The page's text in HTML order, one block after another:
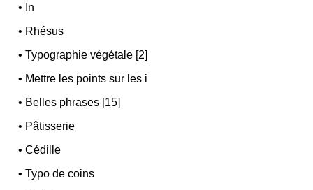
• In
• Rhésus
•Typographie végétale [2]
• Mettre les points sur les i
• Belles phrases [15]
• Pâtisserie
•Cédille
•Typo de coins